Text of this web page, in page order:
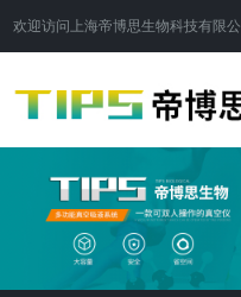
欢迎访问 上海帝博思生物科技有限公司